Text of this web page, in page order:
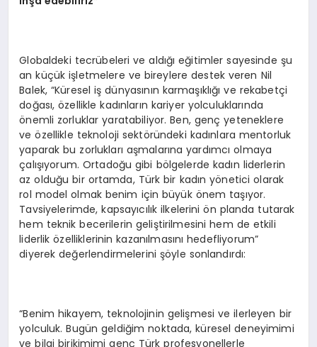
Globaldeki tecrübeleri ve aldığı eğitimler sayesinde şu
an küçük işletmelere ve bireylere destek veren Nil
Balek, “Küresel iş dünyasının karmaşıklığı ve rekabetçi
doğası, özellikle kadınların kariyer yolculuklarında
önemli zorluklar yaratabiliyor. Ben, genç yeteneklere
ve özellikle teknoloji sektöründeki kadınlara mentorluk
yaparak bu zorlukları aşmalarına yardımcı olmaya
çalışıyorum. Ortadoğu gibi bölgelerde kadın liderlerin
az olduğu bir ortamda, Türk bir kadın yönetici olarak
rol model olmak benim için büyük önem taşıyor.
Tavsiyelerimde, kapsayıcılık ilkelerini ön planda tutarak
hem teknik becerilerin geliştirilmesini hem de etkili
liderlik özelliklerinin kazanılmasını hedefliyorum”
diyerek değerlendirmelerini şöyle sonlandırdı:
“Benim hikayem, teknolojinin gelişmesi ve ilerleyen bir
yolculuk. Bugün geldiğim noktada, küresel deneyimimi
ve bilgi birikimimi genç Türk profesyonellerle